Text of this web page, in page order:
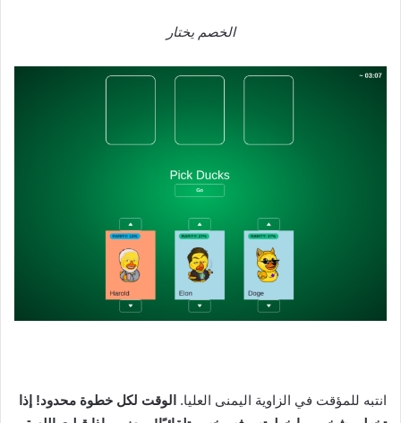
الخصم يختار
انتبه للمؤقت في الزاوية اليمنى العليا. الوقت لكل خطوة محدود! إذا